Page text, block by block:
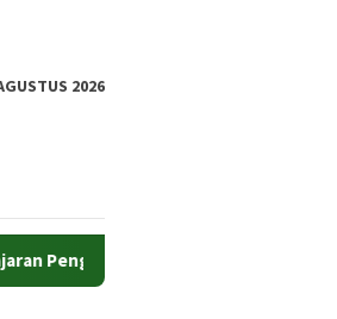
2026
Kantah Depok Pantau Loket Pelayanan